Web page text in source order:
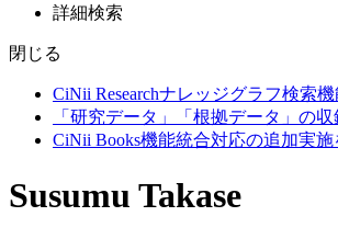
詳細検索
閉じる
CiNii Researchナレッジグラフ検索
「研究データ」「根拠データ」の
CiNii Books機能統合対応の追加実
Susumu Takase